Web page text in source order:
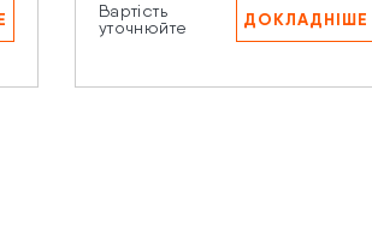
Вартість
уточнюйте
ДОКЛАДНІШЕ
Ви даєте згоду на обробку Ваших